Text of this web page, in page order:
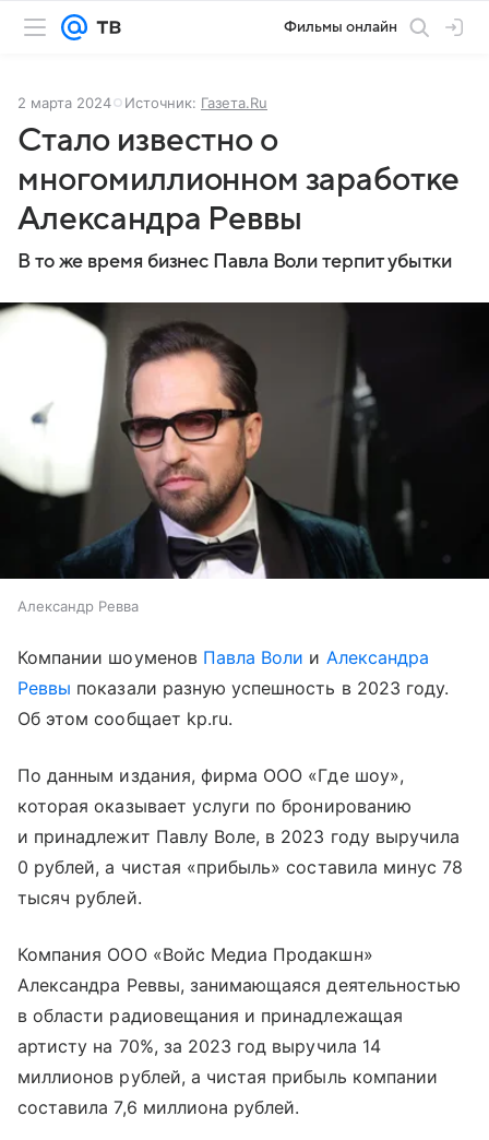
Фильмы онлайн
2 марта 2024 Источник: Газета.Ru
Стало известно о
многомиллионном заработке
Александра Реввы
В то же время бизнес Павла Воли терпит убытки
Александр Ревва
Компании шоуменов Павла Воли и Александра
Реввы показали разную успешность в 2023 году.
Об этом сообщает kp.ru.
По данным издания, фирма ООО «Где шоу»,
которая оказывает услуги по бронированию
и принадлежит Павлу Воле, в 2023 году выручила
0 рублей, а чистая «прибыль» составила минус 78
тысяч рублей.
Компания ООО «Войс Медиа Продакшн»
Александра Реввы, занимающаяся деятельностью
в области радиовещания и принадлежащая
артисту на 70%, за 2023 год выручила 14
миллионов рублей, а чистая прибыль компании
составила 7,6 миллиона рублей.